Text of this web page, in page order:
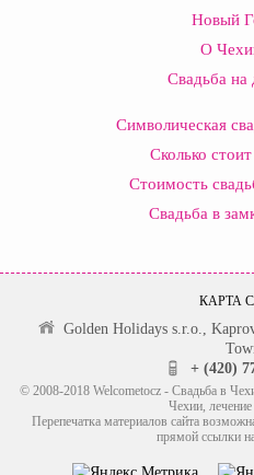
Новый
О
Свадьба на
Символическая
Сколько
Стоимость
Свадьба в
КАРТА
Golden Holidays s.r.o.,
+ (420)
© 2008-2018 Welcometocz - Свадьба в
Чехии,
Перепечатка материалов сайта
прямой ссылки